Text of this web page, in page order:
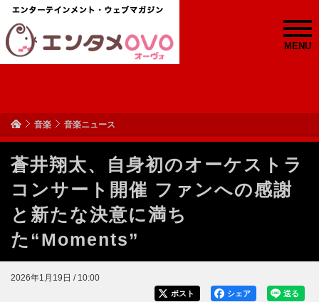
MENU
音楽 音楽ニュース
蒼井翔太、自身初のオーケストラ
コンサート開催 ファンへの感謝
と新たな決意に満ち
た“Moments”
2026年1月19日 / 10:00
送る
シェア
ポスト